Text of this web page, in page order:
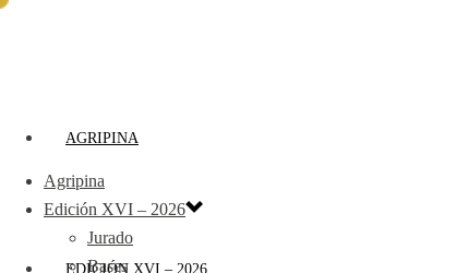
AGRIPINA
EDICIÓN XVI – 2026
Agripina
Edición XVI – 2026
Jurado
Bases